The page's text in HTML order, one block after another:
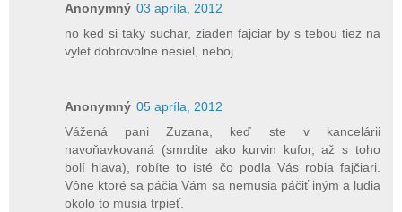
Anonymný 03 apríla, 2012
no ked si taky suchar, ziaden fajciar by s tebou tiez na
vylet dobrovolne nesiel, neboj
Anonymný 05 apríla, 2012
Vážená pani Zuzana, keď ste v kancelárii
navoňavkovaná (smrdite ako kurvin kufor, až s toho
bolí hlava), robíte to isté čo podla Vás robia fajčiari.
Vône ktoré sa páčia Vám sa nemusia páčiť iným a ludia
okolo to musia trpieť.